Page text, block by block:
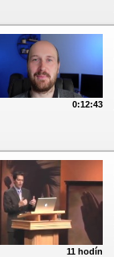
0:12:43
11 hodín